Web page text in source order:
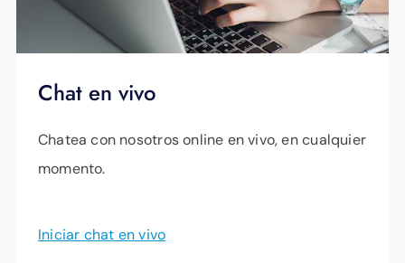
Chat en vivo
Chatea con nosotros online en vivo, en cualquier
momento.
Iniciar chat en vivo